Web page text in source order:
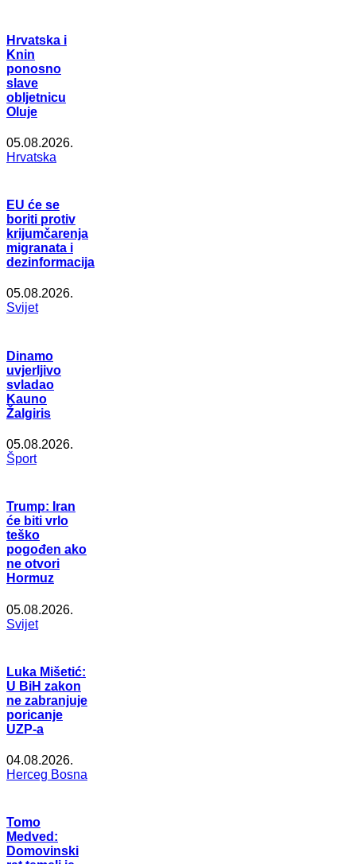
Hrvatska i
Knin
ponosno
slave
obljetnicu
Oluje
05.08.2026.
Hrvatska
EU će se
boriti protiv
krijumčarenja
migranata i
dezinformacija
05.08.2026.
Svijet
Dinamo
uvjerljivo
svladao
Kauno
Žalgiris
05.08.2026.
Šport
Trump: Iran
će biti vrlo
teško
pogođen ako
ne otvori
Hormuz
05.08.2026.
Svijet
Luka Mišetić:
U BiH zakon
ne zabranjuje
poricanje
UZP-a
04.08.2026.
Herceg Bosna
Tomo
Medved:
Domovinski